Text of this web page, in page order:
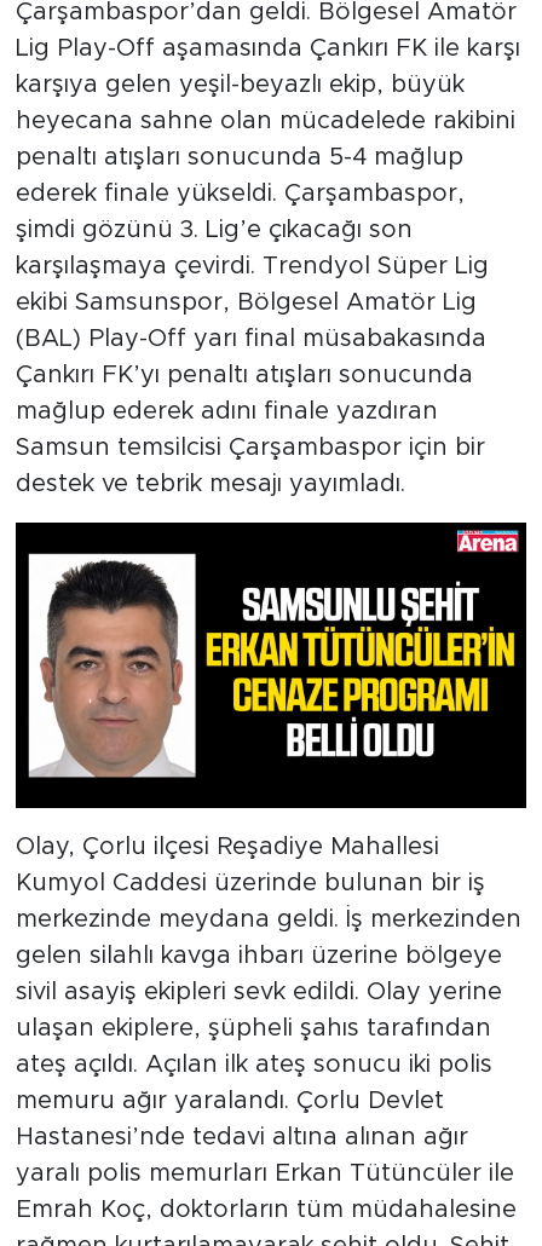
Çarşambaspor’dan geldi. Bölgesel Amatör
Lig Play-Off aşamasında Çankırı FK ile karşı
karşıya gelen yeşil-beyazlı ekip, büyük
heyecana sahne olan mücadelede rakibini
penaltı atışları sonucunda 5-4 mağlup
ederek finale yükseldi. Çarşambaspor,
şimdi gözünü 3. Lig’e çıkacağı son
karşılaşmaya çevirdi. Trendyol Süper Lig
ekibi Samsunspor, Bölgesel Amatör Lig
(BAL) Play-Off yarı final müsabakasında
Çankırı FK’yı penaltı atışları sonucunda
mağlup ederek adını finale yazdıran
Samsun temsilcisi Çarşambaspor için bir
destek ve tebrik mesajı yayımladı.
Olay, Çorlu ilçesi Reşadiye Mahallesi
Kumyol Caddesi üzerinde bulunan bir iş
merkezinde meydana geldi. İş merkezinden
gelen silahlı kavga ihbarı üzerine bölgeye
sivil asayiş ekipleri sevk edildi. Olay yerine
ulaşan ekiplere, şüpheli şahıs tarafından
ateş açıldı. Açılan ilk ateş sonucu iki polis
memuru ağır yaralandı. Çorlu Devlet
Hastanesi’nde tedavi altına alınan ağır
yaralı polis memurları Erkan Tütüncüler ile
Emrah Koç, doktorların tüm müdahalesine